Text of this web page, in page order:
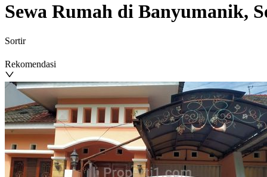
Sewa Rumah di Banyumanik,
Sortir
Rekomendasi